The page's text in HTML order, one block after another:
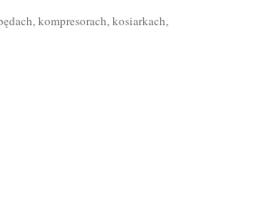
kompresorach, kosiarkach,